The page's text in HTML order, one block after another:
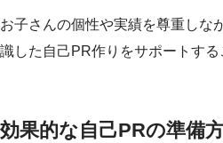
お子さんの個性や実績を尊重しな
識した自己PR作りをサポートする
効果的な自己PRの準備